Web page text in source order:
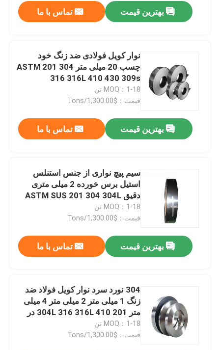
بهترین قیمت تماس با ما
نوار کویل فولادی ضد زنگ خود
چسب 20 میلی متر ASTM 201 304
316 316L 410 430 309s
MOQ：1-18 تن
قیمت：$1,300.00/Tons
بهترین قیمت تماس با ما
سیم پیچ نواری از جنس استنلس
استیل برس خورده 2 میلی متری
دقیق ASTM SUS 201 304 304L
316 410 430
MOQ：1-18 تن
قیمت：$1,300.00/Tons
بهترین قیمت تماس با ما
304 نورد سرد نوار کویل فولاد ضد
زنگ 1 میلی متر 2 میلی متر 4 میلی
متر 201 304L 316 316L 410 در
فضای باز برس
MOQ：1-18 تن
قیمت：$1,300.00/Tons